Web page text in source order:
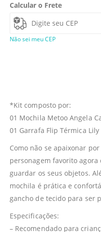
Calcular o Frete
Não sei meu CEP
*Kit composto por:
01 Mochila Metoo Angela
01 Garrafa Flip Térmica
Como não se apaixonar
personagem favorito
guardar os seus objetos.
mochila é prática e
gancho de tecido para ser
Especificações:
– Recomendado para